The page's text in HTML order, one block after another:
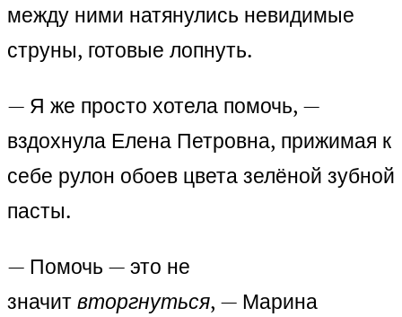
между ними натянулись невидимые
струны, готовые лопнуть.
— Я же просто хотела помочь, —
вздохнула Елена Петровна, прижимая к
себе рулон обоев цвета зелёной зубной
пасты.
— Помочь — это не
значитвторгнуться, — Марина